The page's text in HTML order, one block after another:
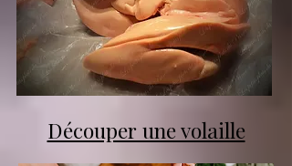
Découper une volaille